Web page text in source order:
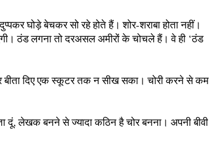
घोड़े बेचकर सो रहे होते हैं। शोर-शराबा होता नहीं।
ठंड लगना तो दरअसल अमीरों के चोचले हैं। वे ही ‘ठंड
दिए एक स्कूटर तक न सीख सका। चोरी करने से कम
दूं, लेखक बनने से ज्यादा कठिन है चोर बनना। अपनी बीवी